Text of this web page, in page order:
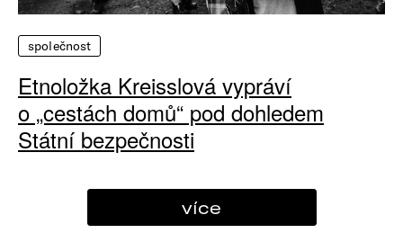
společnost
Etnoložka Kreisslová vypráví
o „cestách domů“ pod dohledem
Státní bezpečnosti
více